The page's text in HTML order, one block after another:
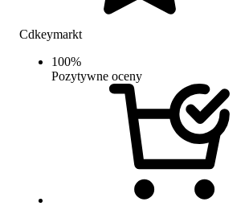
Cdkeymarkt
100%
Pozytywne oceny